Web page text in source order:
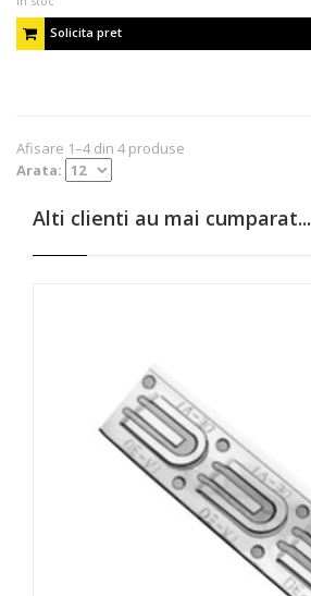
Solicita pret
Afisare 1–4 din 4 produse
Arata:
Alti clienti au mai cumparat...